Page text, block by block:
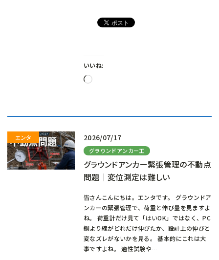
いいね:
読
2026/07/17
グラウンドアンカー工
グラウンドアンカー緊張管理の不動点
問題｜変位測定は難しい
皆さんこんにちは。エンタです。 グラウンドア
ンカーの緊張管理で、荷重と伸び量を見ますよ
ね。 荷重計だけ見て「はいOK」ではなく、PC
鋼より線がどれだけ伸びたか、設計上の伸びと
変なズレがないかを見る。 基本的にこれは大
事ですよね。 適性試験や…